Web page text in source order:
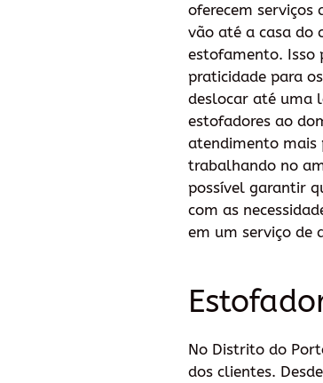
oferecem serviços
vão até a casa do
estofamento. Isso
praticidade para
deslocar até uma
estofadores ao
atendimento mais
trabalhando no
possível garantir
com as
em um serviço de
No Distrito do
dos clientes.